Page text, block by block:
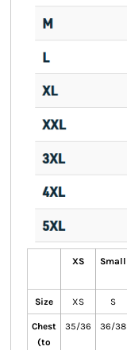
XS Small
Size XS S
Chest
(to
35/36 36/38